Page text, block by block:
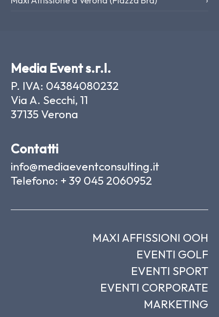
Media Event s.r.l.
P. IVA: 04384080232
Via A. Secchi, 11
37135 Verona
Contatti
info@mediaeventconsulting.it
Telefono: + 39 045 2060952
MAXI AFFISSIONI OOH
EVENTI GOLF
EVENTI SPORT
EVENTI CORPORATE
MARKETING